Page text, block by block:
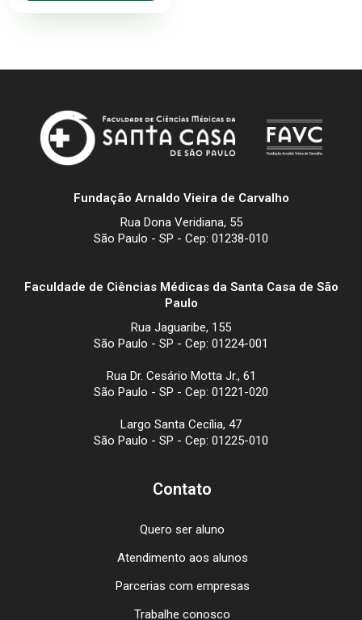
Fundação Arnaldo Vieira de Carvalho
Rua Dona Veridiana, 55
São Paulo - SP - Cep: 01238-010
Faculdade de Ciências Médicas da Santa Casa de São
Paulo
Rua Jaguaribe, 155
São Paulo - SP - Cep: 01224-001
Rua Dr. Cesário Motta Jr., 61
São Paulo - SP - Cep: 01221-020
Largo Santa Cecília, 47
São Paulo - SP - Cep: 01225-010
Contato
Quero ser aluno
Atendimento aos alunos
Parcerias com empresas
Trabalhe conosco